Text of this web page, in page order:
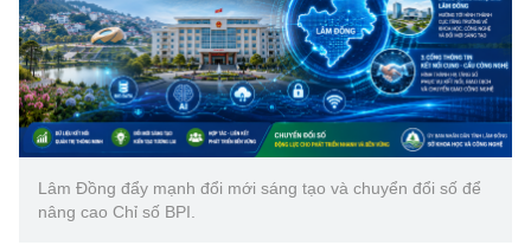
Điều khoản sử dụng Theo dõi MST: Góp ý
Cơ quan chủ quản: Bộ Khoa học và Công nghệ (MST)
Chịu trách nhiệm nội dung: Nguyễn Thị Hải Hằng
Giám đốc Trung tâm Truyền thông Khoa học và Công nghệ.
Địa chỉ: Ban Biên tập Cổng TTĐT - 18 Nguyễn Du, TP. Hà Nội
Điện thoại: 024 3936 9506
Lâm Đồng đẩy mạnh đổi mới sáng tạo và chuyển đổi số để
nâng cao Chỉ số BPI.